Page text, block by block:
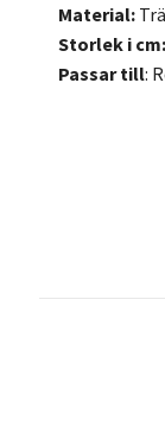
Material: Trä
Storlek i cm:
Passar till: